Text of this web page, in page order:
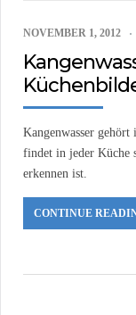
NOVEMBER 1, 2012
Kangenwasser gehört
findet in jeder Küche
erkennen ist.
CONTINUE